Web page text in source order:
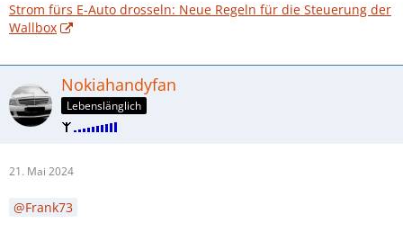
Strom fürs E-Auto drosseln: Neue Regeln für die Steuerung der
Wallbox
Nokiahandyfan
Lebenslänglich
21. Mai 2024
Frank73